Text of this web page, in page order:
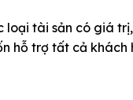
tài sản có giá
hỗ trợ tất cả khách